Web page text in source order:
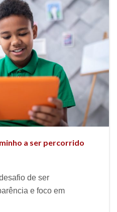
a ser percorrido
de ser
e foco em